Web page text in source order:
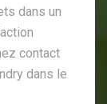
dans un
contact
dans le